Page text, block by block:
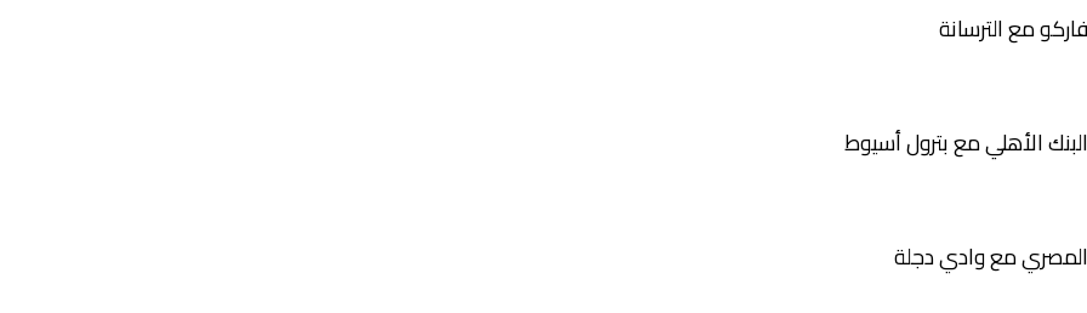
فاركو مع الترسانة
البنك الأهلي مع بترول أسيوط
المصري مع وادي دجلة